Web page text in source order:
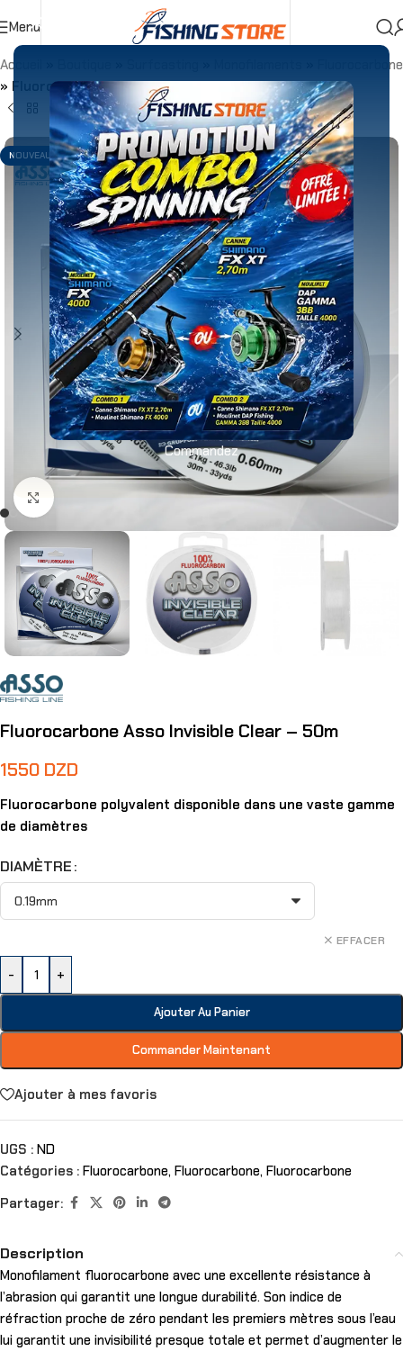
Commandez
Menu
Accueil
Fluorocarbone
» Fluorocarbone Asso Invisible Clear – 50m
NOUVEAU
Agrandir
Fluorocarbone Asso Invisible Clear – 50m
1550 DZD
Fluorocarbone polyvalent disponible dans une vaste gamme
de diamètres
DIAMÈTRE
EFFACER
- +
Ajouter Au Panier
Commander Maintenant
Ajouter à mes favoris
UGS : ND
Catégories : Fluorocarbone, Fluorocarbone, Fluorocarbone
Partager:
Description
Monofilament fluorocarbone avec une excellente résistance à
l’abrasion qui garantit une longue durabilité. Son indice de
réfraction proche de zéro pendant les premiers mètres sous l’eau
lui garantit une invisibilité presque totale et permet d’augmenter le